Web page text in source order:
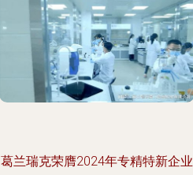
葛兰瑞克荣膺2024年专精特新企业